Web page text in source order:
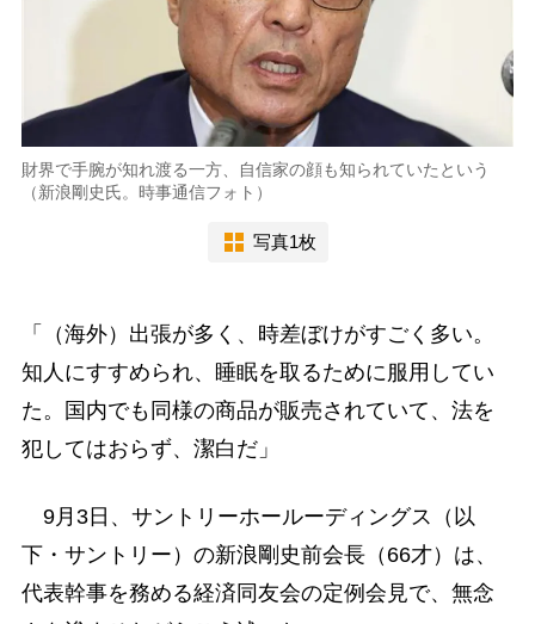
財界で手腕が知れ渡る一方、自信家の顔も知られていたという
（新浪剛史氏。時事通信フォト）
写真1枚
「（海外）出張が多く、時差ぼけがすごく多い。
知人にすすめられ、睡眠を取るために服用してい
た。国内でも同様の商品が販売されていて、法を
犯してはおらず、潔白だ」
9月3日、サントリーホールーディングス（以
下・サントリー）の新浪剛史前会長（66才）は、
代表幹事を務める経済同友会の定例会見で、無念